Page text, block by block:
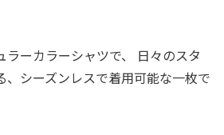
ラーカラーシャツで、 日々のスタ
、シーズンレスで着用可能な一枚で